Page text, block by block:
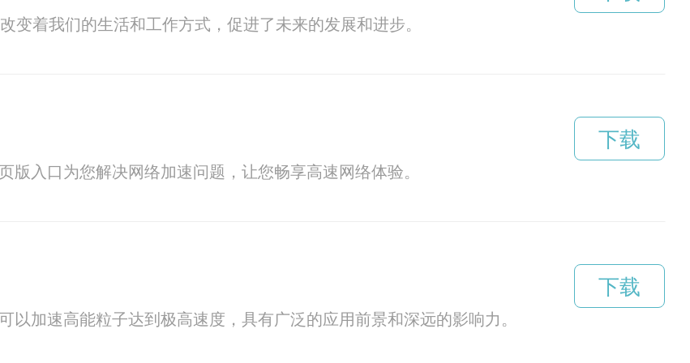
变着我们的生活和工作方式，促进了未来的发展和进步。
版入口为您解决网络加速问题，让您畅享高速网络体验。
下载
以加速高能粒子达到极高速度，具有广泛的应用前景和深远的影响力。
下载